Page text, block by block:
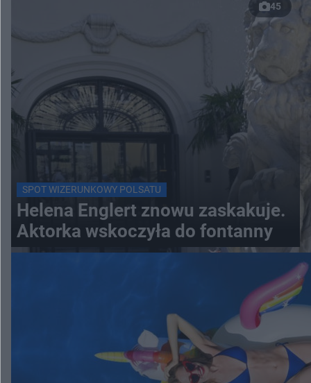
45
SPOT WIZERUNKOWY POLSATU
Helena Englert znowu zaskakuje.
Aktorka wskoczyła do fontanny